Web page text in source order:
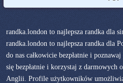
randka.london to najlepsza randka dla
randka.london to najlepsza randka dla
do nas całkowicie bezpłatnie i
się bezpłatnie i korzystaj z darmowych
Anglii. Profile użytkowników